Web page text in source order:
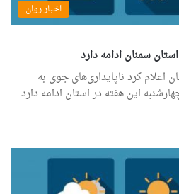
اخبار روان
سمنان ادامه دارد
اعلام کرد ناپایداری‌های جوی به
این هفته در استان ادامه دارد.